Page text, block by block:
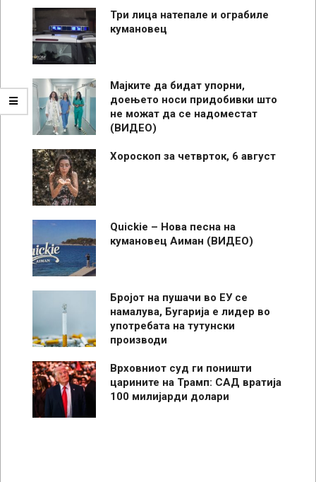
Три лица натепале и ограбиле
кумановец
Мајките да бидат упорни,
доењето носи придобивки што
не можат да се надоместат
(ВИДЕО)
Хороскоп за четврток, 6 август
Quickie – Нова песна на
кумановец Аиман (ВИДЕО)
Бројот на пушачи во ЕУ се
намалува, Бугарија е лидер во
употребата на тутунски
производи
Врховниот суд ги поништи
царините на Трамп: САД вратија
100 милијарди долари